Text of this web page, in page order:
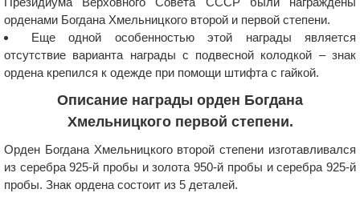
орденами Богдана Хмельницкого второй и первой степени.
Еще одной особенностью этой награды является
отсутствие варианта награды с подвесной колодкой – знак
ордена крепился к одежде при помощи штифта с гайкой.
Описание награды орден Богдана
Хмельницкого первой степени.
Орден Богдана Хмельницкого второй степени изготавливался
из серебра 925-й пробы и золота 950-й пробы и серебра 925-й
пробы. Знак ордена состоит из 5 деталей.